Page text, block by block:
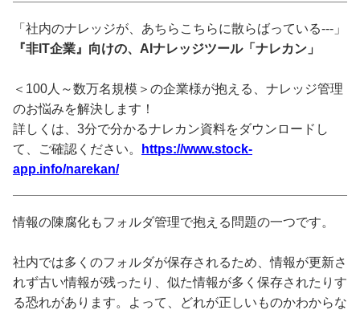
「社内のナレッジが、あちらこちらに散らばっている---」
『非IT企業』向けの、AIナレッジツール「ナレカン」
＜100人～数万名規模＞の企業様が抱える、ナレッジ管理
のお悩みを解決します！
詳しくは、3分で分かるナレカン資料をダウンロードし
て、ご確認ください。
https://www.stock-
app.info/narekan/
情報の陳腐化もフォルダ管理で抱える問題の一つです。
社内では多くのフォルダが保存されるため、情報が更新さ
れず古い情報が残ったり、似た情報が多く保存されたりす
る恐れがあります。よって、どれが正しいものかわからな